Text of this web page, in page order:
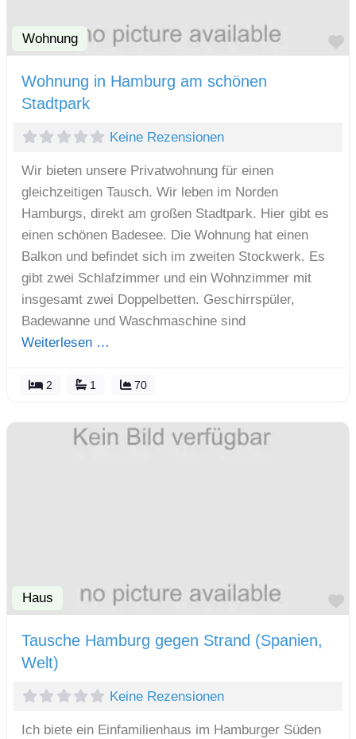
Wohnung
Wohnung in Hamburg am schönen
Stadtpark
Keine Rezensionen
Wir bieten unsere Privatwohnung für einen
gleichzeitigen Tausch. Wir leben im Norden
Hamburgs, direkt am großen Stadtpark. Hier gibt es
einen schönen Badesee. Die Wohnung hat einen
Balkon und befindet sich im zweiten Stockwerk. Es
gibt zwei Schlafzimmer und ein Wohnzimmer mit
insgesamt zwei Doppelbetten. Geschirrspüler,
Badewanne und Waschmaschine sind
Weiterlesen …
2 1 70
Haus
Tausche Hamburg gegen Strand (Spanien,
Welt)
Keine Rezensionen
Ich biete ein Einfamilienhaus im Hamburger Süden